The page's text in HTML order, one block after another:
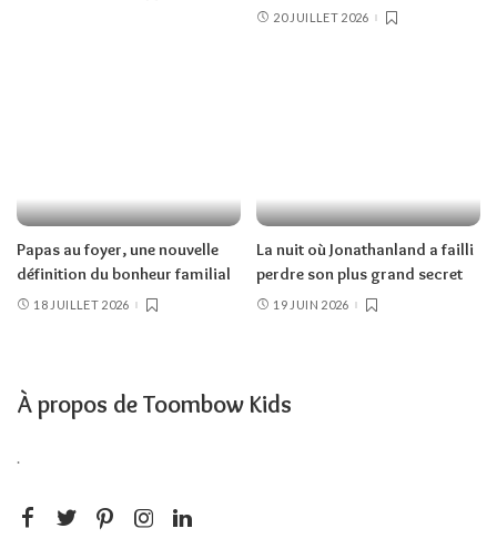
20 JUILLET 2026
Papas au foyer, une nouvelle
définition du bonheur familial
18 JUILLET 2026
La nuit où Jonathanland a failli
perdre son plus grand secret
19 JUIN 2026
À propos de Toombow Kids
.